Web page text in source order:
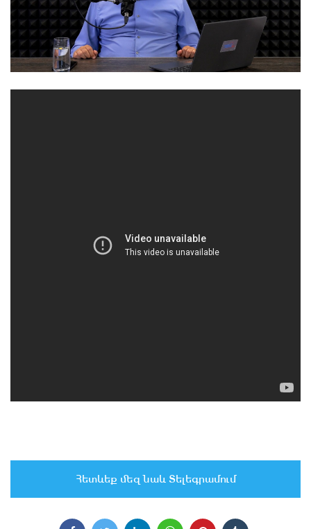
Հետևեք մեզ նաև Տելեգրամում